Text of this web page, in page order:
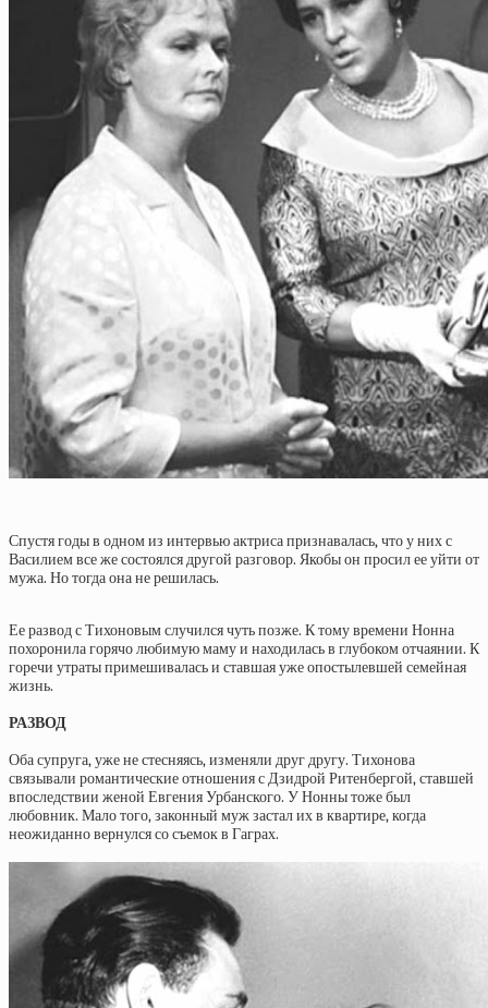
Спустя годы в одном из интервью актриса признавалась, что у них с
Василием все же состоялся другой разговор. Якобы он просил ее уйти от
мужа. Но тогда она не решилась.
Ее развод с Тихоновым случился чуть позже. К тому времени Нонна
похоронила горячо любимую маму и находилась в глубоком отчаянии. К
горечи утраты примешивалась и ставшая уже опостылевшей семейная
жизнь.
РАЗВОД
Оба супруга, уже не стесняясь, изменяли друг другу. Тихонова
связывали романтические отношения с Дзидрой Ритенбергой, ставшей
впоследствии женой Евгения Урбанского. У Нонны тоже был
любовник. Мало того, законный муж застал их в квартире, когда
неожиданно вернулся со съемок в Гаграх.